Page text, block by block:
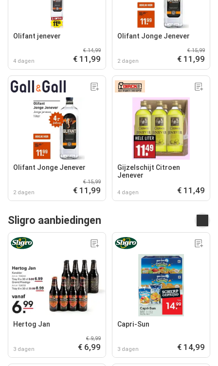
Olifant jenever
4 dagen
€ 14,99
€ 11,99
Olifant Jonge Jenever
2 dagen
€ 15,99
€ 11,99
Olifant Jonge Jenever
2 dagen
€ 15,99
€ 11,99
Gijzelschijt Citroen
Jenever
4 dagen € 11,49
Sligro aanbiedingen
Hertog Jan
3 dagen
€ 9,99
€ 6,99
Capri-Sun
3 dagen € 14,99